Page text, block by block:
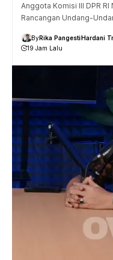
Anggota Komisi III DPR
Rancangan Undang-
ByRika PangestiHardani
19 Jam Lalu